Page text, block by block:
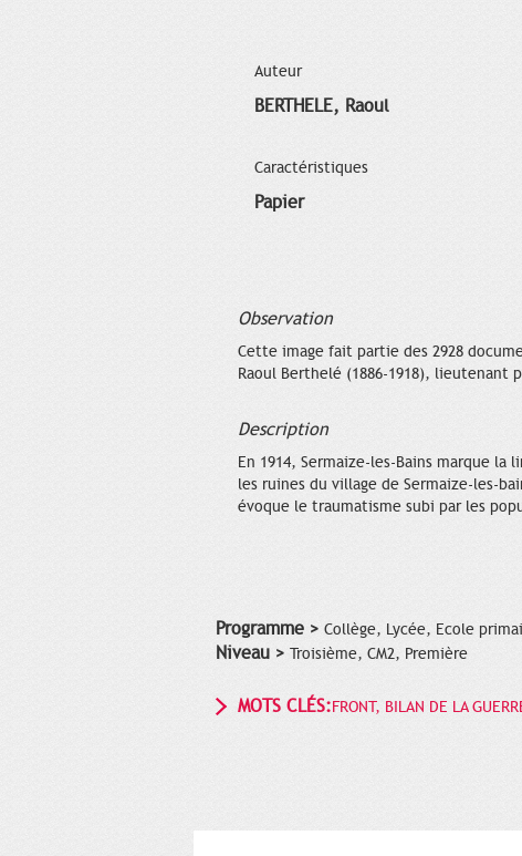
Auteur
BERTHELE, Raoul
Caractéristiques
Papier
Observation
Cette image fait partie des 2928
Raoul Berthelé (1886-1918),
Description
En 1914, Sermaize-les-Bains marque
les ruines du village de Sermaize-les-
évoque le traumatisme subi par les
Programme > Collège, Lycée, Ecole
Niveau > Troisième, CM2, Première
MOTS CLÉS:FRONT, BILAN DE LA